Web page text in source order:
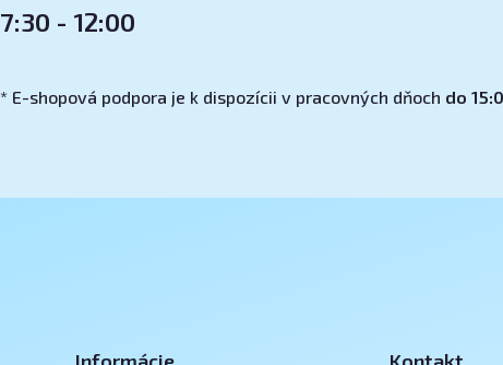
7:30 - 12:00
* E-shopová podpora je k dispozícii v pracovných dňoch do
Informácie Kontakt